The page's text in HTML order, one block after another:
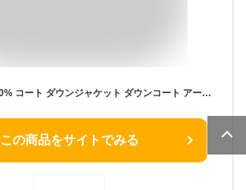
[イノヤ] ダウン 90% コート ダウンジャケット ダウンコート アーミーグリーン レディース 冬 アウター レディースダウン ファー フード付き トリミング M ダウン コート ハーフ 大きいサイズ ロングコート 防風 保温 中綿コート 大きいポケット 30代 40代 50
この商品をサイトでみる